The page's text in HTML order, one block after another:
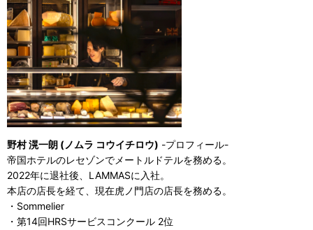
野村 滉一朗 (ノムラ コウイチロウ) -プロフィール-
帝国ホテルのレセゾンでメートルドテルを務める。
2022年に退社後、LAMMASに入社。
本店の店長を経て、現在虎ノ門店の店長を務める。
・Sommelier
・第14回HRSサービスコンクール 2位